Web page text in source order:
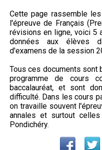
Cette page rassemble
l'épreuve de Français
révisions en ligne, voici 5
données aux élèves
d'examens de la session
Tous ces documents sont
programme de cours
baccalauréat, et sont
difficulté. Dans les cours
on travaille souvent
annales et surtout
Pondichéry.